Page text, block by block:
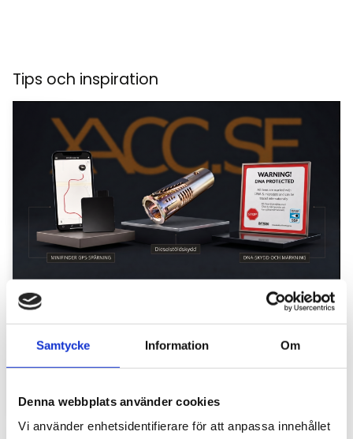
Samtycke Information Om
Denna webbplats använder cookies
Vi använder enhetsidentifierare för att anpassa innehållet
Tips och inspiration
Stöldskydd för entreprenadmaskiner: så
skyddar du din maskin och utrustning
För entreprenörer är maskinerna hjärtat i
verksamheten. Därför är det viktigt att skydda dem
avbrott....